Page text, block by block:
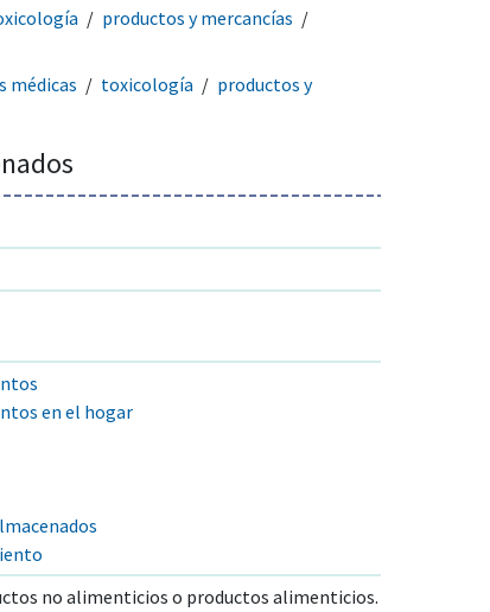
productos y mercancías
médicas toxicología
productos y
en el hogar
no alimenticios o productos alimenticios.